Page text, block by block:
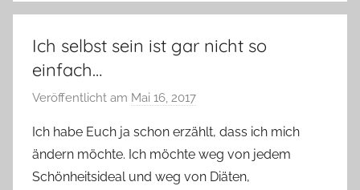
Ich selbst sein ist gar nicht so
einfach…
Veröffentlicht am Mai 16, 2017
n
Y
v
Ich habe Euch ja schon erzählt, dass ich mich
ändern möchte. Ich möchte weg von jedem
Schönheitsideal und weg von Diäten,